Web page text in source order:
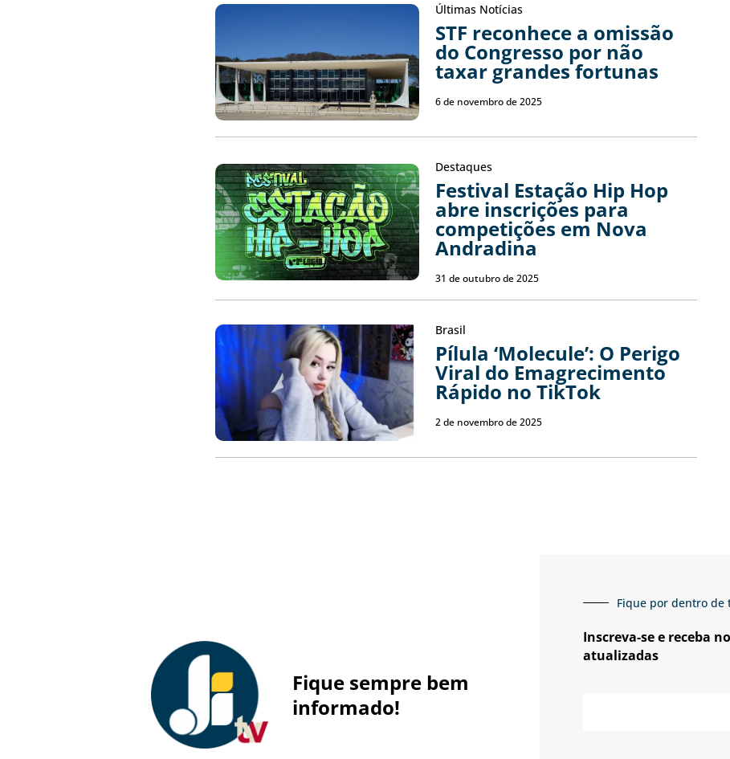
Últimas Notícias
STF reconhece a omissão
do Congresso por não
taxar grandes fortunas
6 de novembro de 2025
Destaques
Festival Estação Hip Hop
abre inscrições para
competições em Nova
Andradina
31 de outubro de 2025
Brasil
Pílula ‘Molecule’: O Perigo
Viral do Emagrecimento
Rápido no TikTok
2 de novembro de 2025
Fique sempre bem
informado!
Fique por dentro de
Inscreva-se e receba
atualizadas